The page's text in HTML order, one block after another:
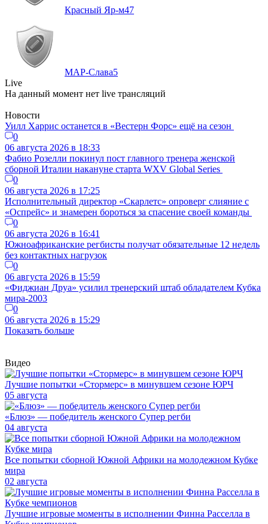
Красный Яр-м47
МАР-Слава5
Live
На данный момент нет live трансляций
Новости
Уилл Харрис останется в «Вестерн Форс» ещё на сезон
0
06 августа 2026 в 18:33
Фабио Розелли покинул пост главного тренера женской
сборной Италии накануне старта WXV Global Series
0
06 августа 2026 в 17:25
Исполнительный директор «Скарлетс» опроверг слияние с
«Оспрейс» и знамерен бороться за спасение своей команды
0
06 августа 2026 в 16:41
Южноафриканские регбисты получат обязательные 12 недель
без контактных нагрузок
0
06 августа 2026 в 15:59
«Фиджиан Друа» усилил тренерский штаб обладателем Кубка
мира-2003
0
06 августа 2026 в 15:29
Показать больше
Видео
Лучшие попытки «Стормерс» в минувшем сезоне ЮРЧ
05 августа
«Блюз» — победитель женского Супер регби
04 августа
Все попытки сборной Южной Африки на молодежном Кубке
мира
02 августа
Лучшие игровые моменты в исполнении Финна Расселла в